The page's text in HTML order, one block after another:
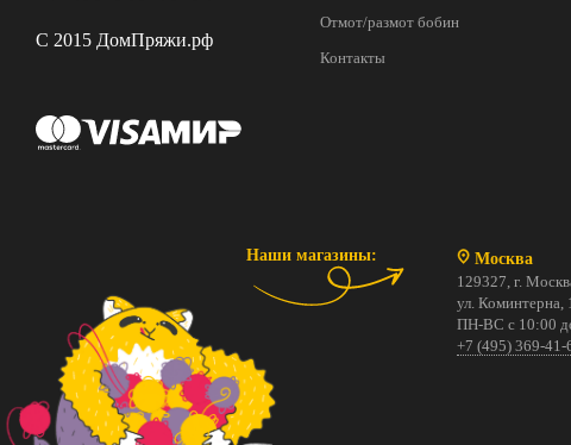
С 2015 ДомПряжи.рф
Отмот/размот бобин
Контакты
Наши магазины:
Москва
129327, г.
ул. Коминтерна,
ПН-ВС с 10:00
+7 (495) 369-41-